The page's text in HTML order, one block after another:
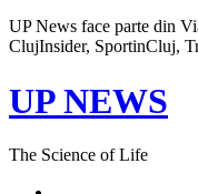
UP News face parte din
ClujInsider, SportinCluj,
UP NEWS
The Science of Life